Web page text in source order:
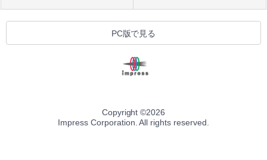
PC版で見る
Copyright ©2026
Impress Corporation. All rights reserved.